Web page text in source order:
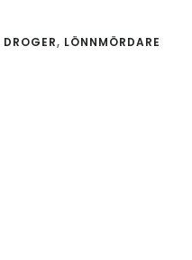
DROGER, LÖNNMÖRDARE